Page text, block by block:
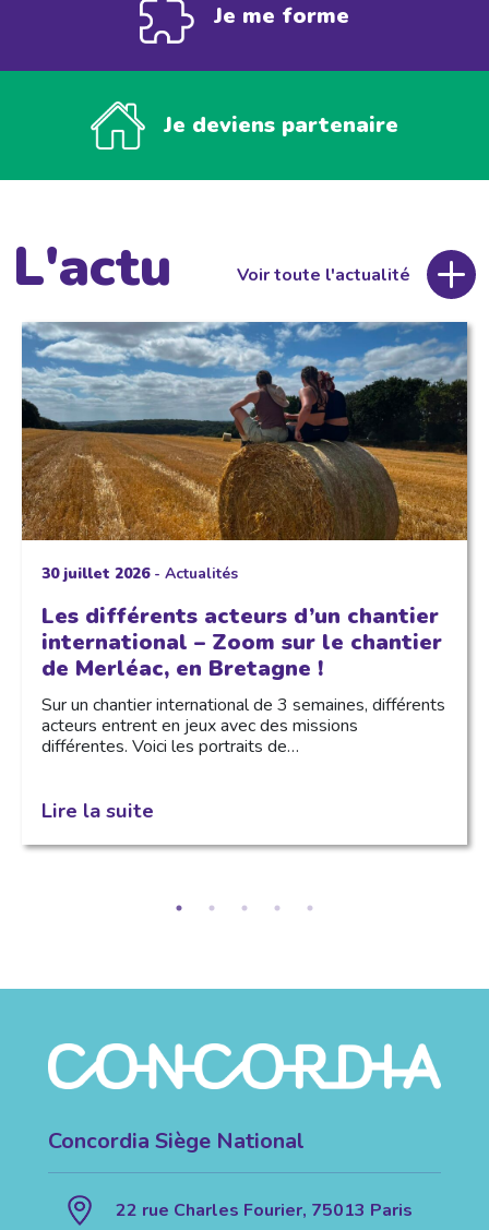
Je me forme
Je deviens partenaire
L'actu Voir toute l'actualité
30 juillet 2026- Actualités
Les différents acteurs d’un chantier
international – Zoom sur le chantier
de Merléac, en Bretagne !
Sur un chantier international de 3 semaines, différents
acteurs entrent en jeux avec des missions
différentes. Voici les portraits de…
Lire la suite
Concordia Siège National
22 rue Charles Fourier, 75013 Paris